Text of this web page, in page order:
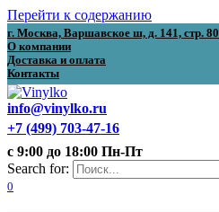
Перейти к содержанию
г. Москва, Варшавское ш, д. 141, стр. 80
О компании
Доставка и оплата
Контакты
info@vinylko.ru
+7 (499) 703-47-16
с 9:00 до 18:00 Пн-Пт
Search for:
0